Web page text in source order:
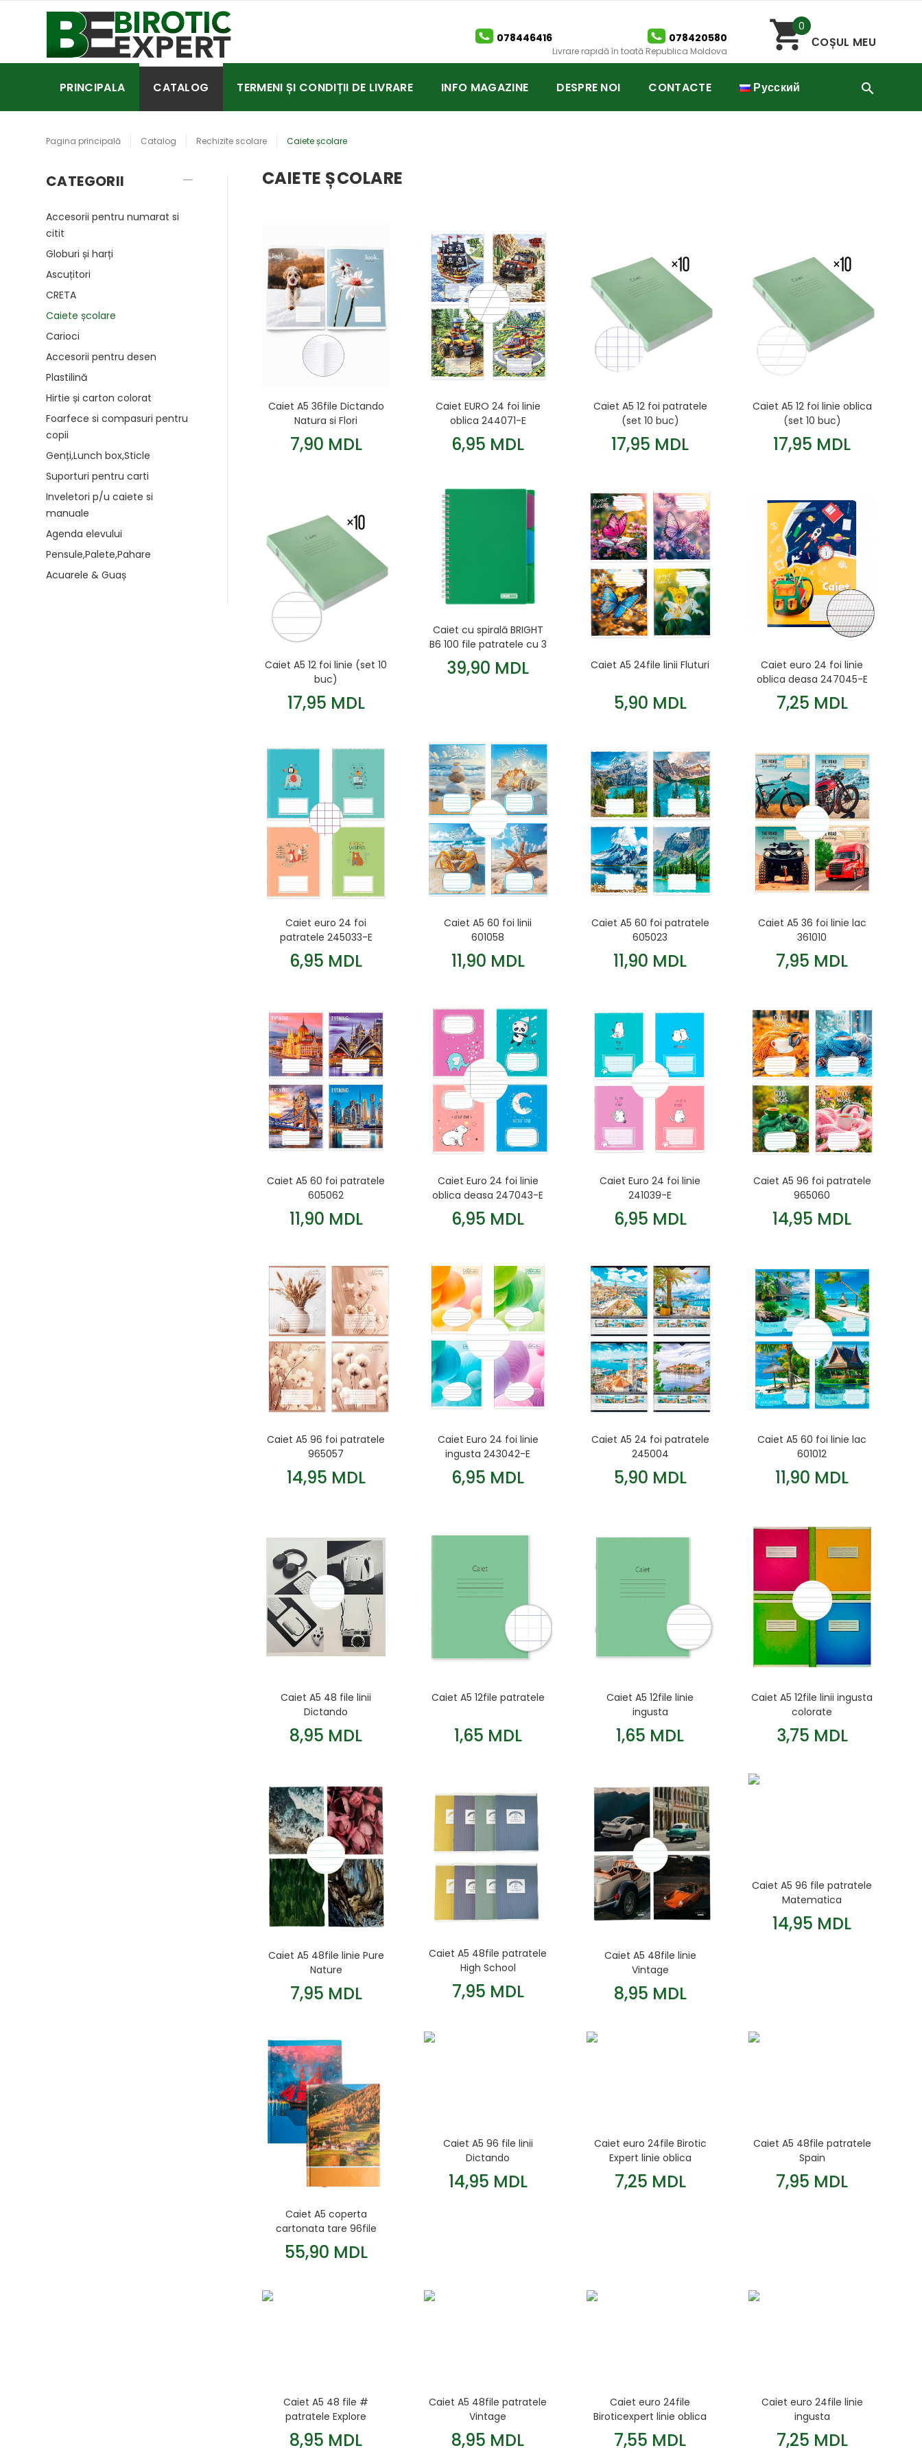
078446416 078420580
Livrare rapidă în toată Republica Moldova
0
СOȘUL MEU
PRINCIPALA CATALOG TERMENI ȘI CONDIȚII DE LIVRARE INFO MAGAZINE DESPRE NOI CONTACTE Русский
Pagina principală Catalog Rechizite scolare Caiete școlare
CATEGORII
Accesorii pentru numarat si
citit
Globuri și harți
Ascuțitori
CRETA
Caiete școlare
Carioci
Accesorii pentru desen
Plastilină
Hirtie și carton colorat
Foarfece si compasuri pentru
copii
Genți,Lunch box,Sticle
Suporturi pentru carti
Inveletori p/u caiete si
manuale
Agenda elevului
Pensule,Palete,Pahare
Acuarele & Guaș
CAIETE ȘCOLARE
Caiet A5 36file Dictando
Natura si Flori
7,90 MDL
Caiet EURO 24 foi linie
oblica 244071-E
6,95 MDL
Caiet A5 12 foi patratele
(set 10 buc)
17,95 MDL
Caiet A5 12 foi linie oblica
(set 10 buc)
17,95 MDL
Caiet A5 12 foi linie (set 10
buc)
17,95 MDL
Caiet cu spirală BRIGHT
B6 100 file patratele cu 3
separatoare și copertă
din plastic verde
39,90 MDL Caiet A5 24file linii Fluturi
5,90 MDL
Caiet euro 24 foi linie
oblica deasa 247045-E
7,25 MDL
Caiet euro 24 foi
patratele 245033-E
6,95 MDL
Caiet A5 60 foi linii
601058
11,90 MDL
Caiet A5 60 foi patratele
605023
11,90 MDL
Caiet A5 36 foi linie lac
361010
7,95 MDL
Caiet A5 60 foi patratele
605062
11,90 MDL
Caiet Euro 24 foi linie
oblica deasa 247043-E
6,95 MDL
Caiet Euro 24 foi linie
241039-E
6,95 MDL
Caiet A5 96 foi patratele
965060
14,95 MDL
Caiet A5 96 foi patratele
965057
14,95 MDL
Caiet Euro 24 foi linie
ingusta 243042-E
6,95 MDL
Caiet A5 24 foi patratele
245004
5,90 MDL
Caiet A5 60 foi linie lac
601012
11,90 MDL
Caiet A5 48 file linii
Dictando
8,95 MDL
Caiet A5 12file patratele
1,65 MDL
Caiet A5 12file linie
ingusta
1,65 MDL
Caiet A5 12file linii ingusta
colorate
3,75 MDL
Caiet A5 48file linie Pure
Nature
7,95 MDL
Caiet A5 48file patratele
High School
7,95 MDL
Caiet A5 48file linie
Vintage
8,95 MDL
Caiet A5 96 file patratele
Matematica
14,95 MDL
Caiet A5 coperta
cartonata tare 96file
patratele
55,90 MDL
Caiet A5 96 file linii
Dictando
14,95 MDL
Caiet euro 24file Birotic
Expert linie oblica
7,25 MDL
Caiet A5 48file patratele
Spain
7,95 MDL
Caiet A5 48 file #
patratele Explore
8,95 MDL
Caiet A5 48file patratele
Vintage
8,95 MDL
Caiet euro 24file
Biroticexpert linie oblica
densa
7,55 MDL
Caiet euro 24file linie
ingusta
7,25 MDL